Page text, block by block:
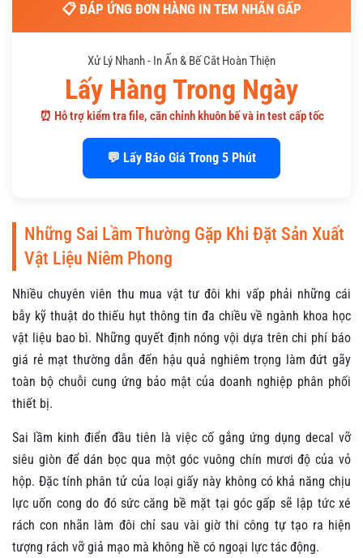
📋 ĐÁP ỨNG ĐƠN HÀNG IN TEM NHÃN GẤP
Xử Lý Nhanh - In Ấn & Bế Cắt Hoàn Thiện
Lấy Hàng Trong Ngày
⏰ Hỗ trợ kiểm tra file, căn chỉnh khuôn bế và in test cấp tốc
💬 Lấy Báo Giá Trong 5 Phút
Những Sai Lầm Thường Gặp Khi Đặt Sản Xuất
Vật Liệu Niêm Phong
Nhiều chuyên viên thu mua vật tư đôi khi vấp phải những cái
bẫy kỹ thuật do thiếu hụt thông tin đa chiều về ngành khoa học
vật liệu bao bì. Những quyết định nóng vội dựa trên chi phí báo
giá rẻ mạt thường dẫn đến hậu quả nghiêm trọng làm đứt gãy
toàn bộ chuỗi cung ứng bảo mật của doanh nghiệp phân phối
thiết bị.
Sai lầm kinh điển đầu tiên là việc cố gắng ứng dụng decal vỡ
siêu giòn để dán bọc qua một góc vuông chín mươi độ của vỏ
hộp. Đặc tính phân tử của loại giấy này không có khả năng chịu
lực uốn cong do đó sức căng bề mặt tại góc gấp sẽ lập tức xé
rách con nhãn làm đôi chỉ sau vài giờ thi công tự tạo ra hiện
tượng rách vỡ giả mạo mà không hề có ngoại lực tác động.